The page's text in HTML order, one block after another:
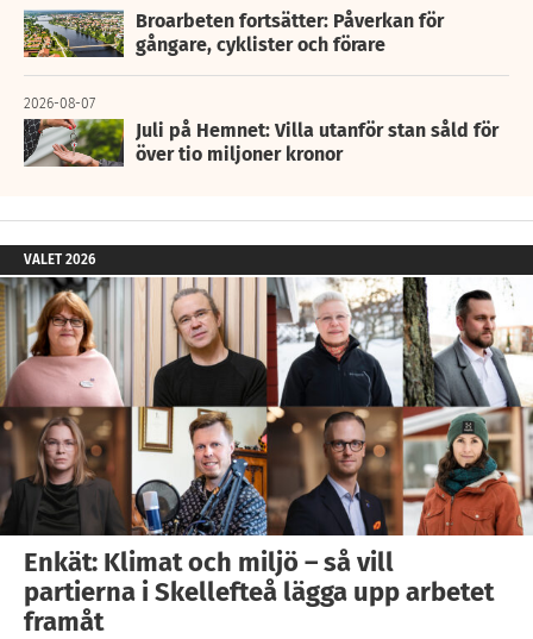
Broarbeten fortsätter: Påverkan för
gångare, cyklister och förare
2026-08-07
Juli på Hemnet: Villa utanför stan såld för
över tio miljoner kronor
VALET 2026
Enkät: Klimat och miljö – så vill
partierna i Skellefteå lägga upp arbetet
framåt